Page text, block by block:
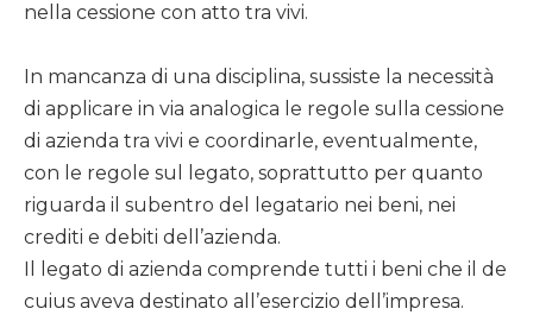
nella cessione con atto tra vivi.
In mancanza di una disciplina, sussiste la necessità
di applicare in via analogica le regole sulla cessione
di azienda tra vivi e coordinarle, eventualmente,
con le regole sul legato, soprattutto per quanto
riguarda il subentro del legatario nei beni, nei
crediti e debiti dell’azienda.
Il legato di azienda comprende tutti i beni che il de
cuius aveva destinato all’esercizio dell’impresa.